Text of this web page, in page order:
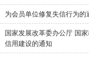
为会员单位修复失信行为的
国家发展改革委办公厅 国
信用建设的通知